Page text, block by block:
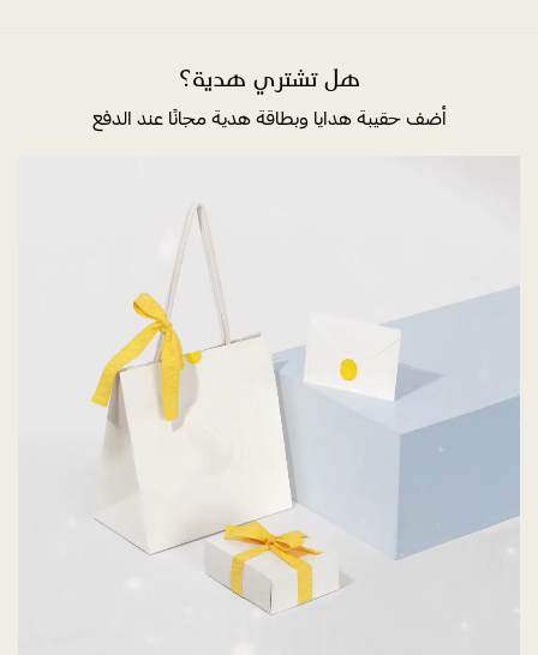
هل تشتري هدية؟
أضف حقيبة هدايا وبطاقة هدية مجانًا عند الدفع